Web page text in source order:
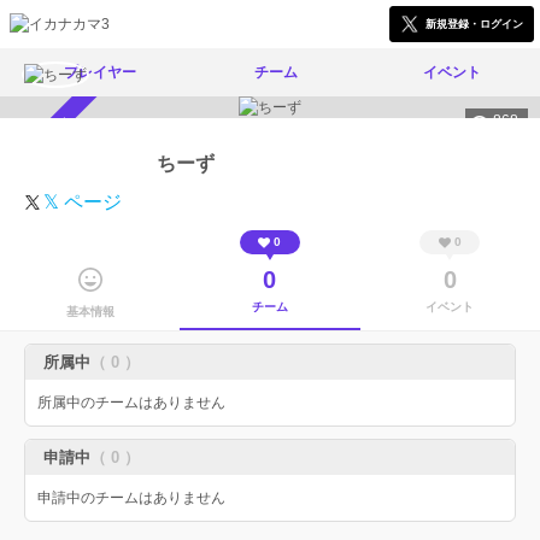
新規登録・ログイン
プレイヤー チーム イベント
868
ちーず
𝕏 ページ
基本情報
0
0
チーム
0
0
イベント
所属中 （ 0 ）
所属中のチームはありません
申請中 （ 0 ）
申請中のチームはありません